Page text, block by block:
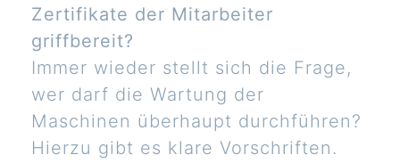
Zertifikate der Mitarbeiter
griffbereit?
Immer wieder stellt sich die Frage,
wer darf die Wartung der
Maschinen überhaupt durchführen?
Hierzu gibt es klare Vorschriften.